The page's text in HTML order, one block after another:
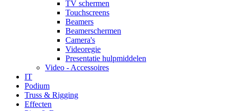
TV schermen
Touchscreens
Beamers
Beamerschermen
Camera's
Videoregie
Presentatie hulpmiddelen
Video - Accessoires
IT
Podium
Truss & Rigging
Effecten